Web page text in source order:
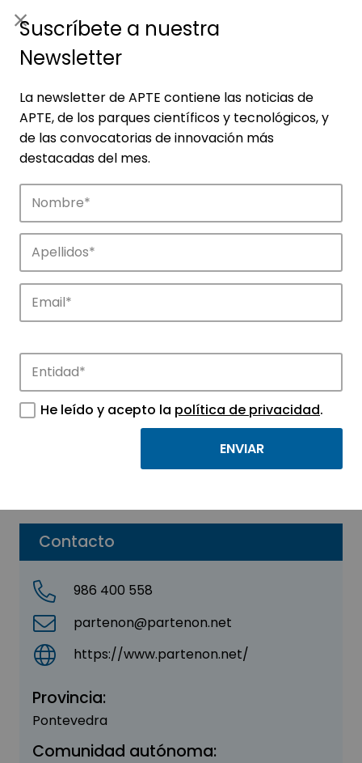
Empresas
Descubre las empresas que impulsan la
innovación en los parques de APTE.
Contacto
986 400 558
partenon@partenon.net
https://www.partenon.net/
Provincia:
Pontevedra
Comunidad autónoma:
SAGRES SL
INDUSTRIAL
Industria Manufacturera
Suscríbete a nuestra
Newsletter
La newsletter de APTE contiene las noticias de
APTE, de los parques científicos y tecnológicos, y
de las convocatorias de innovación más
destacadas del mes.
He leído y acepto la política de privacidad.